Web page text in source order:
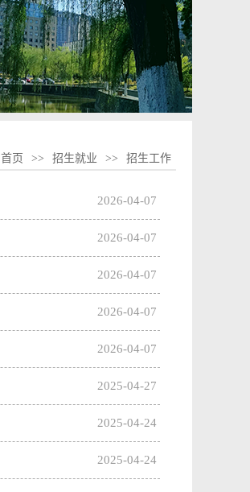
首页 >> 招生就业 >> 招生工作
2026-04-07
2026-04-07
2026-04-07
2026-04-07
2026-04-07
2025-04-27
2025-04-24
2025-04-24